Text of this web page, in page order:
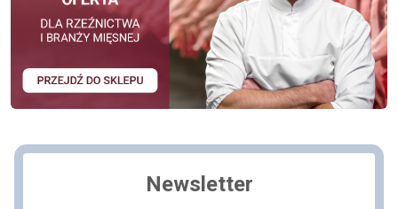
Newsletter